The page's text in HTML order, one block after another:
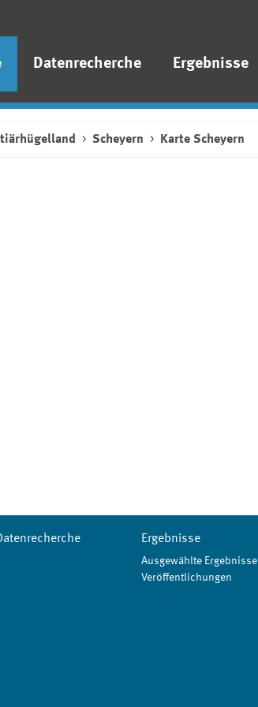
Datenrecherche Ergebnisse
Scheyern Karte Scheyern
Ergebnisse
Ausgewählte Ergebnisse
Veröffentlichungen